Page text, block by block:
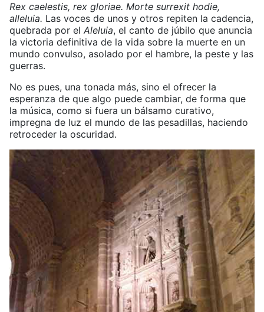
Rex caelestis, rex gloriae. Morte surrexit hodie,
alleluia. Las voces de unos y otros repiten la cadencia,
quebrada por el Aleluia, el canto de júbilo que anuncia
la victoria definitiva de la vida sobre la muerte en un
mundo convulso, asolado por el hambre, la peste y las
guerras.
No es pues, una tonada más, sino el ofrecer la
esperanza de que algo puede cambiar, de forma que
la música, como si fuera un bálsamo curativo,
impregna de luz el mundo de las pesadillas, haciendo
retroceder la oscuridad.